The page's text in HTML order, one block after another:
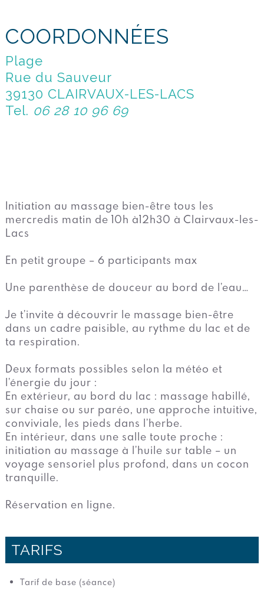
COORDONNÉES
Plage
Rue du Sauveur
39130 CLAIRVAUX-LES-LACS
Tel. 06 28 10 96 69
Initiation au massage bien-être tous les
mercredis matin de 10h à12h30 à Clairvaux-les-
Lacs
En petit groupe – 6 participants max
Une parenthèse de douceur au bord de l’eau…
Je t’invite à découvrir le massage bien-être
dans un cadre paisible, au rythme du lac et de
ta respiration.
Deux formats possibles selon la météo et
l’énergie du jour :
En extérieur, au bord du lac : massage habillé,
sur chaise ou sur paréo, une approche intuitive,
conviviale, les pieds dans l’herbe.
En intérieur, dans une salle toute proche :
initiation au massage à l’huile sur table – un
voyage sensoriel plus profond, dans un cocon
tranquille.
Réservation en ligne.
TARIFS
Tarif de base (séance)